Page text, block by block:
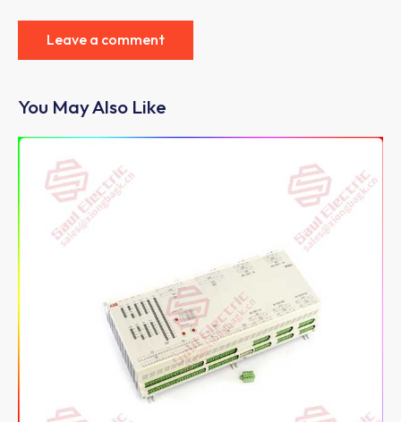
You May Also Like